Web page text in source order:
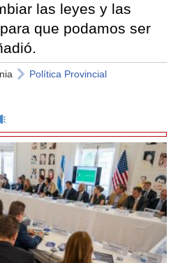
las leyes y las
que podamos ser
Política Provincial